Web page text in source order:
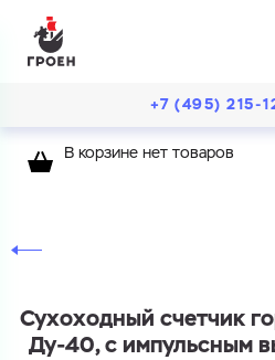
+7 (495) 215-
В корзине нет товаров
Сухоходный счетчик
Ду-40, с импульсным